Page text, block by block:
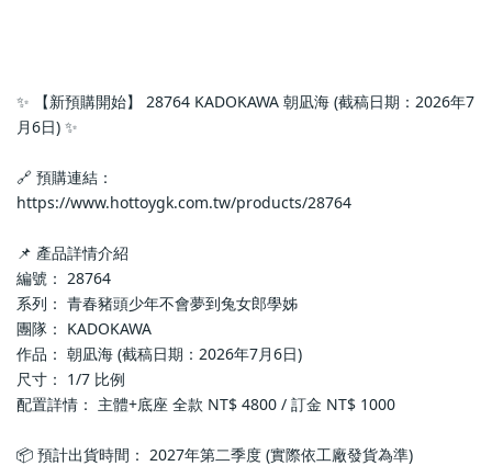
✨ 【新預購開始】 28764 KADOKAWA 朝凪海 (截稿日期：2026年7
月6日) ✨
🔗 預購連結：
https://www.hottoygk.com.tw/products/28764
📌 產品詳情介紹
編號： 28764
系列： 青春豬頭少年不會夢到兔女郎學姊
團隊： KADOKAWA
作品： 朝凪海 (截稿日期：2026年7月6日)
尺寸： 1/7 比例
配置詳情： 主體+底座 全款 NT$ 4800 / 訂金 NT$ 1000
📦 預計出貨時間： 2027年第二季度 (實際依工廠發貨為準)